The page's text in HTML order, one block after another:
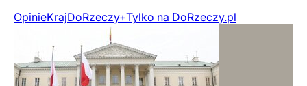
OpinieKrajDoRzeczy+Tylko na DoRzeczy.pl